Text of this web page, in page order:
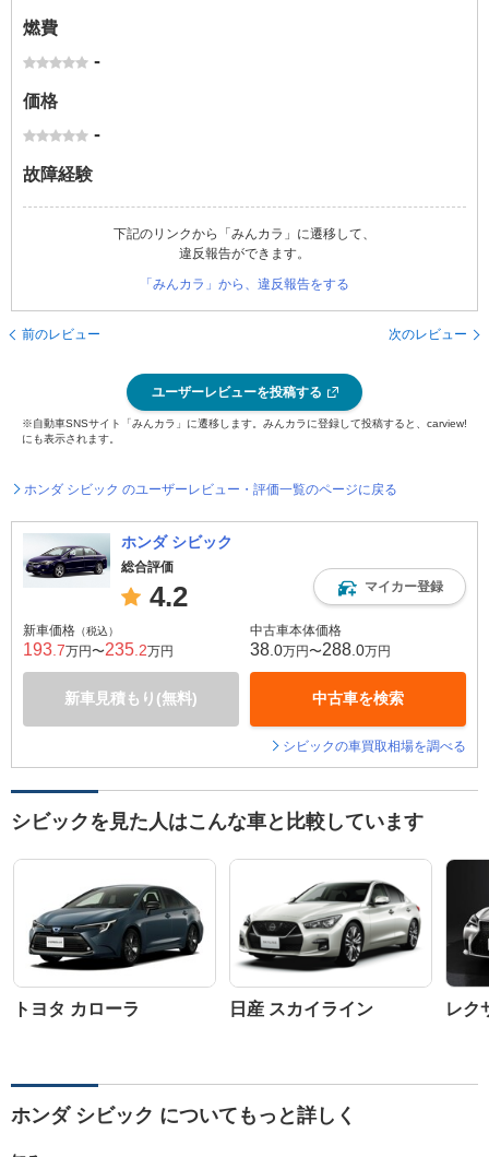
燃費
-
価格
-
故障経験
下記のリンクから「みんカラ」に遷移して、
違反報告ができます。
「みんカラ」から、違反報告をする
前のレビュー 次のレビュー
ユーザーレビューを投稿する
※自動車SNSサイト「みんカラ」に遷移します。みんカラに登録して投稿すると、carview!
にも表示されます。
ホンダ シビック のユーザーレビュー・評価一覧のページに戻る
ホンダ シビック
総合評価
4.2 マイカー登録
新車価格 （税込）
193 .7万円〜235 .2万円
新車見積もり(無料)
中古車本体価格
38 .0万円〜288 .0万円
中古車を検索
シビックの車買取相場を調べる
シビックを見た人はこんな車と比較しています
トヨタ カローラ 日産 スカイライン レク
ホンダ シビック についてもっと詳しく